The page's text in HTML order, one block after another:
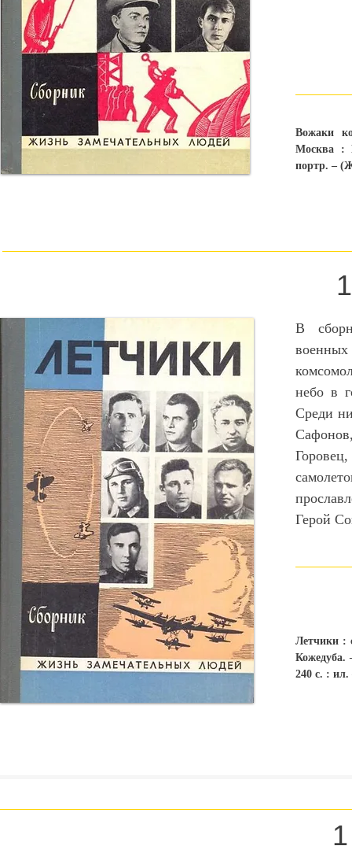
Вожаки
Москва :
портр. –
В
военных
небо в
Среди
Герой
Летчики :
Кожедуба.
240 с. :